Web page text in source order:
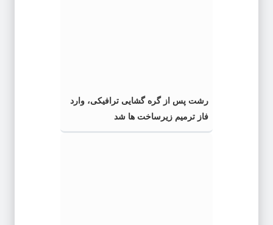
رشت پس از گره گشایی ترافیکی، وارد
فاز ترمیم زیرساخت ها شد